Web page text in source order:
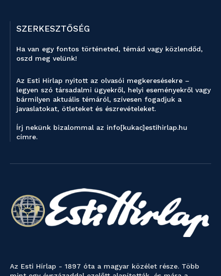
SZERKESZTŐSÉG
Ha van egy fontos történeted, témád vagy közlendőd,
oszd meg velünk!
Az Esti Hírlap nyitott az olvasói megkeresésekre –
legyen szó társadalmi ügyekről, helyi eseményekről vagy
bármilyen aktuális témáról, szívesen fogadjuk a
javaslatokat, ötleteket és észrevételeket.
Írj nekünk bizalommal az info[kukac]estihirlap.hu
címre.
Az Esti Hírlap - 1897 óta a magyar közélet része. Több